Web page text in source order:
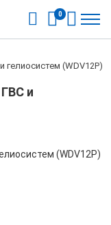
0
(WDV12P)
и